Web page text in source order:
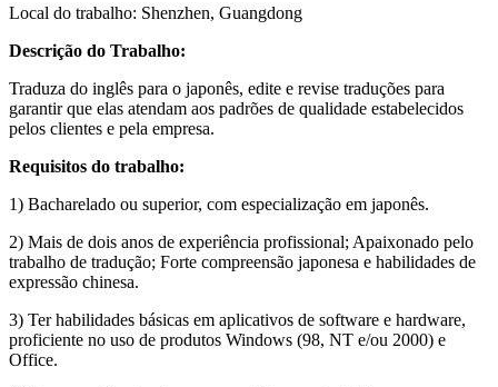
Local do trabalho: Shenzhen, Guangdong
Descrição do Trabalho:
Traduza do inglês para o japonês, edite e revise traduções para
garantir que elas atendam aos padrões de qualidade estabelecidos
pelos clientes e pela empresa.
Requisitos do trabalho:
1) Bacharelado ou superior, com especialização em japonês.
2) Mais de dois anos de experiência profissional; Apaixonado pelo
trabalho de tradução; Forte compreensão japonesa e habilidades de
expressão chinesa.
3) Ter habilidades básicas em aplicativos de software e hardware,
proficiente no uso de produtos Windows (98, NT e/ou 2000) e
Office.